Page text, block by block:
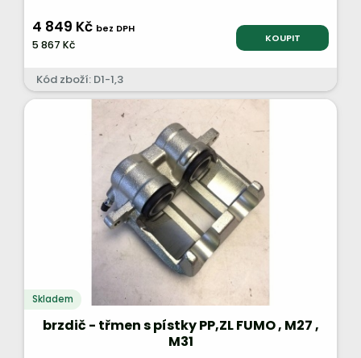
4 849 Kč bez DPH
5 867 Kč KOUPIT
Kód zboží: D1-1,3
Skladem
brzdič - třmen s pístky PP,ZL FUMO , M27 ,
M31